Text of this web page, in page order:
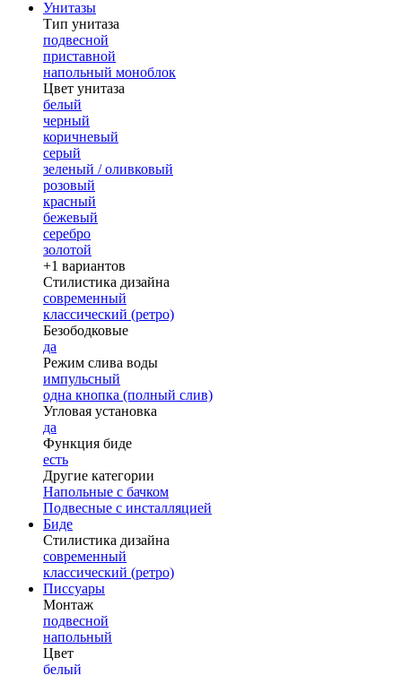
Унитазы
Тип унитаза
подвесной
приставной
напольный моноблок
Цвет унитаза
белый
черный
коричневый
серый
зеленый / оливковый
розовый
красный
бежевый
серебро
золотой
+1 вариантов
Стилистика дизайна
современный
классический (ретро)
Безободковые
да
Режим слива воды
импульсный
одна кнопка (полный слив)
Угловая установка
да
Функция биде
есть
Другие категории
Напольные с бачком
Подвесные с инсталляцией
Биде
Стилистика дизайна
современный
классический (ретро)
Писсуары
Монтаж
подвесной
напольный
Цвет
белый